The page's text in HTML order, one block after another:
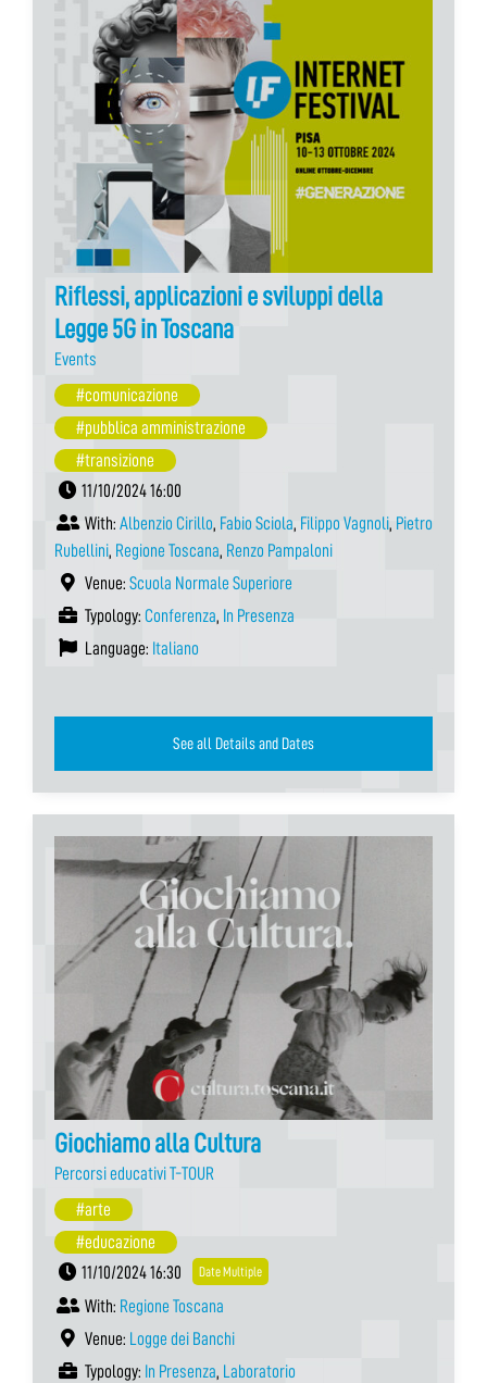
Riflessi, applicazioni e sviluppi della
Legge 5G in Toscana
Events
#comunicazione
#pubblica amministrazione
#transizione
11/10/2024 16:00
With: Albenzio Cirillo, Fabio Sciola, Filippo Vagnoli, Pietro
Rubellini, Regione Toscana, Renzo Pampaloni
Venue: Scuola Normale Superiore
Typology: Conferenza, In Presenza
Language: Italiano
See all Details and Dates
Giochiamo alla Cultura
Percorsi educativi T-TOUR
#arte
#educazione
11/10/2024 16:30
Date Multiple
With: Regione Toscana
Venue: Logge dei Banchi
Typology: In Presenza, Laboratorio